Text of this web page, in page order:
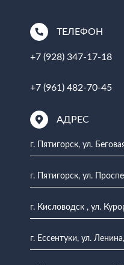
ТЕЛЕФОН
+7 (928) 347-17-18
+7 (961) 482-70-45
АДРЕС
г. Пятигорск, ул.
г. Пятигорск, ул.
г. Кисловодск , ул.
г. Ессентуки, ул.